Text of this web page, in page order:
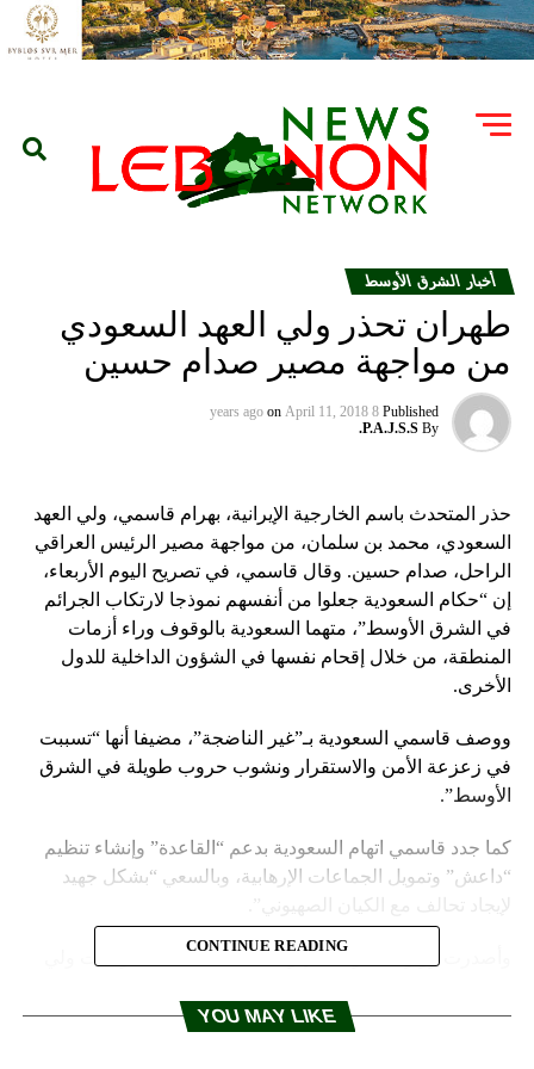
أخبار الشرق الأوسط
طهران تحذر ولي العهد السعودي
من مواجهة مصير صدام حسين
Published
8 years ago
on April 11, 2018
By
P.A.J.S.S.
حذر المتحدث باسم الخارجية الإيرانية، بهرام قاسمي، ولي العهد
السعودي، محمد بن سلمان، من مواجهة مصير الرئيس العراقي
الراحل، صدام حسين. وقال قاسمي، في تصريح اليوم الأربعاء،
إن “حكام السعودية جعلوا من أنفسهم نموذجا لارتكاب الجرائم
في الشرق الأوسط”، متهما السعودية بالوقوف وراء أزمات
المنطقة، من خلال إقحام نفسها في الشؤون الداخلية للدول
الأخرى.
ووصف قاسمي السعودية بـ”غير الناضجة”، مضيفا أنها “تسببت
في زعزعة الأمن والاستقرار ونشوب حروب طويلة في الشرق
الأوسط”.
كما جدد قاسمي اتهام السعودية بدعم “القاعدة” وإنشاء تنظيم
“داعش” وتمويل الجماعات الإرهابية، وبالسعي “بشكل جهيد
وأصدرت وزارة الخارجية الإيرانية بيانا دانت فيه تصريحات ولي
وكان ولي العهد السعودي قد قال في مؤتمر صحفي أثناء زيارته
CONTINUE READING
YOU MAY LIKE